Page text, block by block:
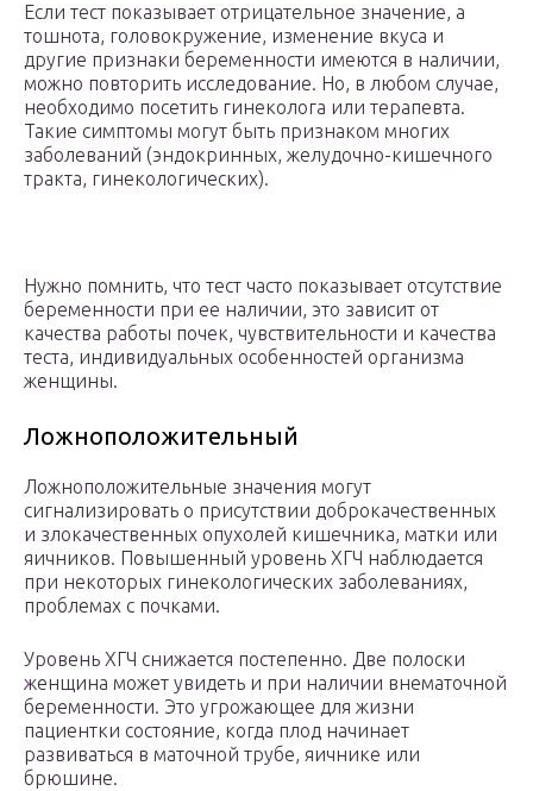
Если тест показывает отрицательное значение, а
тошнота, головокружение, изменение вкуса и
другие признаки беременности имеются в наличии,
можно повторить исследование. Но, в любом случае,
необходимо посетить гинеколога или терапевта.
Такие симптомы могут быть признаком многих
заболеваний (эндокринных, желудочно-кишечного
тракта, гинекологических).
Нужно помнить, что тест часто показывает отсутствие
беременности при ее наличии, это зависит от
качества работы почек, чувствительности и качества
теста, индивидуальных особенностей организма
женщины.
Ложноположительный
Ложноположительные значения могут
сигнализировать о присутствии доброкачественных
и злокачественных опухолей кишечника, матки или
яичников. Повышенный уровень ХГЧ наблюдается
при некоторых гинекологических заболеваниях,
проблемах с почками.
Уровень ХГЧ снижается постепенно. Две полоски
женщина может увидеть и при наличии внематочной
беременности. Это угрожающее для жизни
пациентки состояние, когда плод начинает
развиваться в маточной трубе, яичнике или
брюшине.